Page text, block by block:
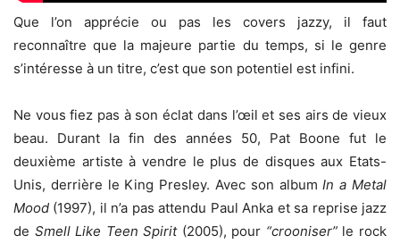
Que l’on apprécie ou pas les covers jazzy, il faut
reconnaître que la majeure partie du temps, si le genre
s’intéresse à un titre, c’est que son potentiel est infini.
Ne vous fiez pas à son éclat dans l’œil et ses airs de vieux
beau. Durant la fin des années 50, Pat Boone fut le
deuxième artiste à vendre le plus de disques aux Etats-
Unis, derrière le King Presley. Avec son albumIn a Metal
Mood (1997), il n’a pas attendu Paul Anka et sa reprise jazz
de Smell Like Teen Spirit(2005), pour “crooniser”le rock